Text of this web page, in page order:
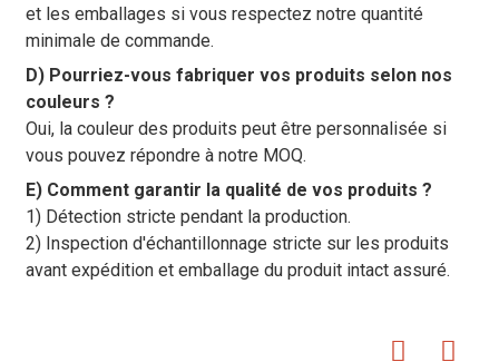
et les emballages si vous respectez notre quantité
minimale de commande.
D) Pourriez-vous fabriquer vos produits selon nos
couleurs ?
Oui, la couleur des produits peut être personnalisée si
vous pouvez répondre à notre MOQ.
E) Comment garantir la qualité de vos produits ?
1) Détection stricte pendant la production.
2) Inspection d'échantillonnage stricte sur les produits
avant expédition et emballage du produit intact assuré.